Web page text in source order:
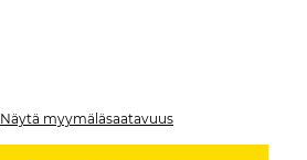
Näytä myymäläsaatavuus